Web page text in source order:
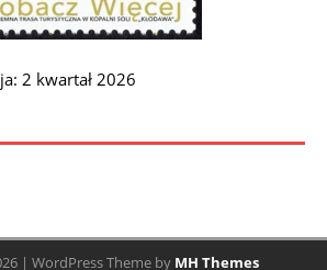
2 kwartał 2026
| WordPress Theme by MH Themes